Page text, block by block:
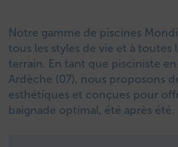
Notre gamme de piscines
tous les styles de vie et à toutes
terrain. En tant que pisciniste
Ardèche (07), nous proposons
esthétiques et conçues pour
baignade optimal, été après été.